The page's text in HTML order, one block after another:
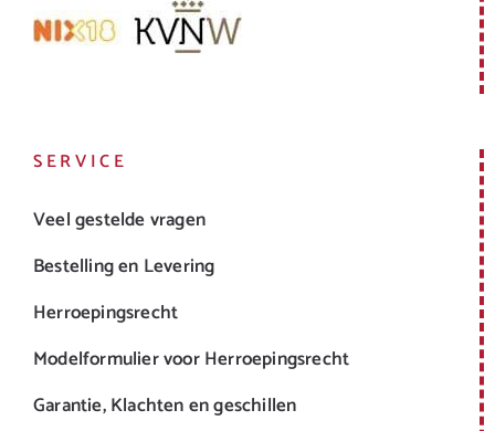
SERVICE
Veel gestelde vragen
Bestelling en Levering
Herroepingsrecht
Modelformulier voor Herroepingsrecht
Garantie, Klachten en geschillen